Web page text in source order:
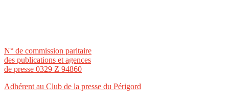
N° de commission paritaire
des publications et agences
de presse 0329 Z 94860
Adhérent au Club de la presse du Périgord